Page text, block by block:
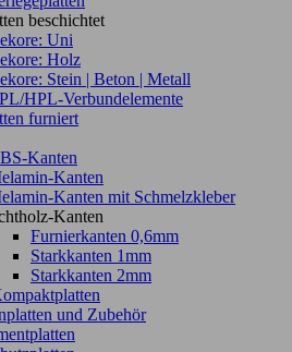
beschichtet
Uni
Holz
Stein | Beton | Metall
HPL-Verbundelemente
furniert
Kanten
Kanten
Kanten mit Schmelzkleber
Kanten
Furnierkanten 0,6mm
Starkkanten 1mm
Starkkanten 2mm
und Zubehör